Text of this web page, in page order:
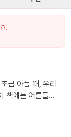
.
금 아플 때, 우리
책에는 어른들이
한 마음을 멋진
수 있어요. 그래서